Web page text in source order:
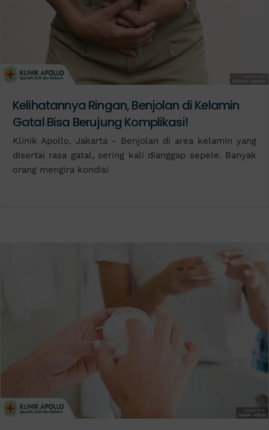
Kelihatannya Ringan, Benjolan di Kelamin
Gatal Bisa Berujung Komplikasi!
Klinik Apollo, Jakarta - Benjolan di area kelamin yang
disertai rasa gatal, sering kali dianggap sepele. Banyak
orang mengira kondisi